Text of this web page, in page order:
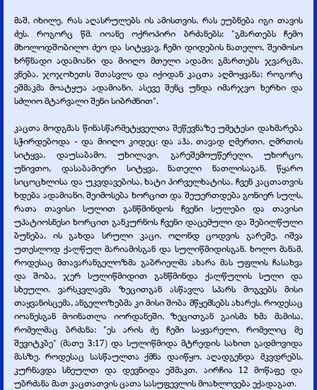
მაშ, იხილე, რას აღასრულებს ის ამისთვის, რას ეუბნება იგი თავის
ძეს. როგორც წმ. იოანე ოქროპირი ბრძანებს: "გმართებს ჩემო
მხოლოდშობილო ძეო და სიტყვავ, ჩემი დიდების ნათელო, შეიმოსო
ხრწნადი ადამიანი და მიიღო მთელი ადამი; გმართებს ჯვარცმა,
ვნება, ჯოჯოხეთს შთასვლა და იქიდან კაცთა აღმოყვანა; როგორც
ეშმაკმა მოატყუა ადამიანი, ასევე შენც უნდა იმარჯვო ხერხი და
სძლიო მტარვალი შენი სიბრძნით".
კაცთა მოდგმას წინასწარმეტყველთა შეწევნაზე უმეტესი დახმარება
სჭირდებოდა - და მიიღო კიდეც: და აჰა, თავად ღმერთი, ღმრთის
სიტყვა, დაუსაბამო, უხილავი, გარეშემოუწერელი, უხორცო,
უნივთო, დასაბამიერი სიტყვა, ნათელი ნათლისაგან, წყარო
სიცოცხლისა და უკვდავებისა, ხატი პირველხატისა, ჩვენ კაცთათვის
ხდება ადამიანი, შეიმოსება ხორცით და შეუერთდება გონიერ სულს,
რათა თავისი სულით განწმინდოს ჩვენი სულები და თავისი
უპატიოსნესი ხორცით განკურნოს ჩვენი დაცემული და შებილწული
ბუნება. ის გახდა სრული კაცი, ოღონდ ცოდვის გარეშე, იშვა
უთესლოდ ქალწულ მარიამისგან და სულიწმიდისგან. ხოლო მანამ,
როდესაც მთავარანგელოზმა გაბრიელმა ახარა მას უფლის ჩასახვა
და შობა, ჯერ სულიწმიდით განწმინდა ქალწულის სული და
სხეული. ვარსკვლავმა ზეცითგან ასწავლა სპარს მოგვებს მისი
თაყვანისცემა, ანგელოზებმა კი მისი შობა მწყემსებს ახარეს. როდესაც
იოანესგან მოინათლა იორდანეში, ზეცითგან გაისმა ხმა მამისა,
რომელმაც ბრძანა: "ეს არის ძე ჩემი საყვარელი, რომელიც მე
შევიტკბე" (მათე 3:17) და სულიწმიდა მტრედის სახით გადმოვიდა
მასზე. როდესაც სასწაულთა ქმნა დაიწყო, აღადგენდა მკვდრებს,
კურნავდა სნეულთ და დევნიდა ეშმაკთ. აირჩია 12 მოწაფე და
უბრძანა მათ კაცთათვის ცათა სასუფევლის მოახლოვება ექადაგათ.